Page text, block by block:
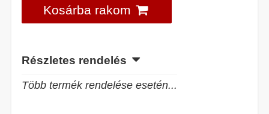
Kosárba rakom
Részletes rendelés
Több termék rendelése esetén...